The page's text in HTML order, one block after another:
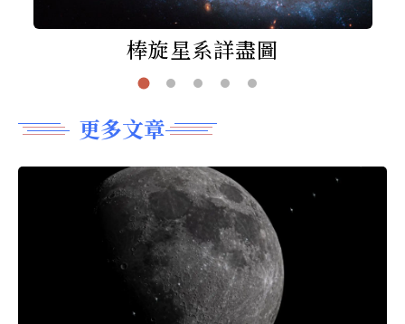
棒旋星系詳盡圖
更多文章